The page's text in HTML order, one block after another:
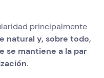
principalmente
natural y, sobre todo,
se mantiene a la par
.